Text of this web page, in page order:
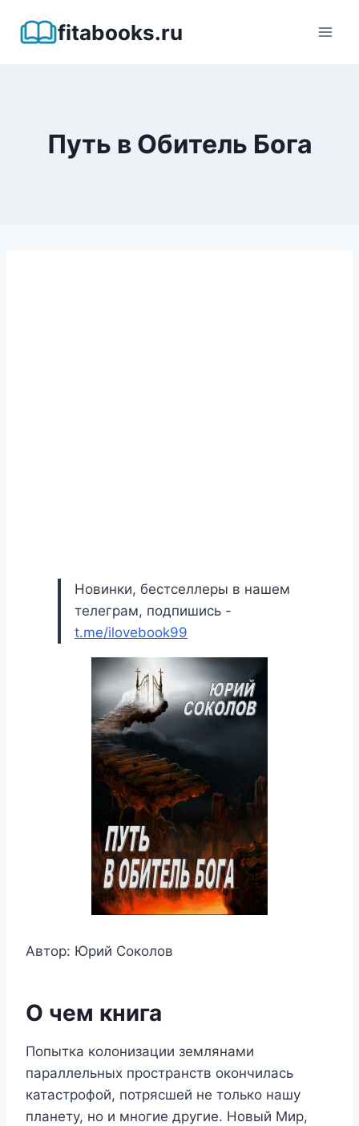
fitabooks.ru
Путь в Обитель Бога
Новинки, бестселлеры в нашем
телеграм, подпишись -
t.me/ilovebook99
Автор: Юрий Соколов
О чем книга
Попытка колонизации землянами
параллельных пространств окончилась
катастрофой, потрясшей не только нашу
планету, но и многие другие. Новый Мир,